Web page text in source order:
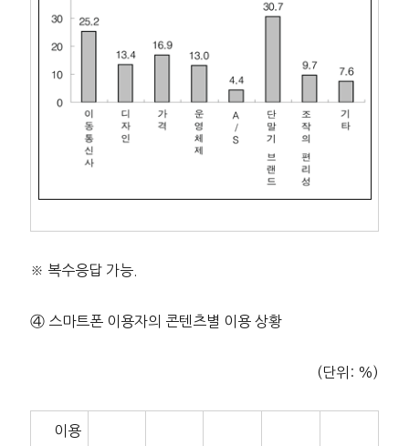
※ 복수응답 가능.
④ 스마트폰 이용자의 콘텐츠별 이용 상황
(단위: %)
이용